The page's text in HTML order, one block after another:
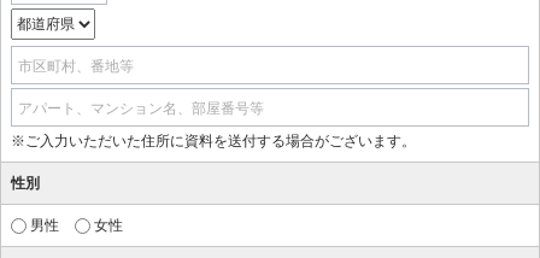
市区町村、番地等
アパート、マンション名、部屋番号等
※ご入力いただいた住所に資料を送付する場合がございます。
性別
男性 女性